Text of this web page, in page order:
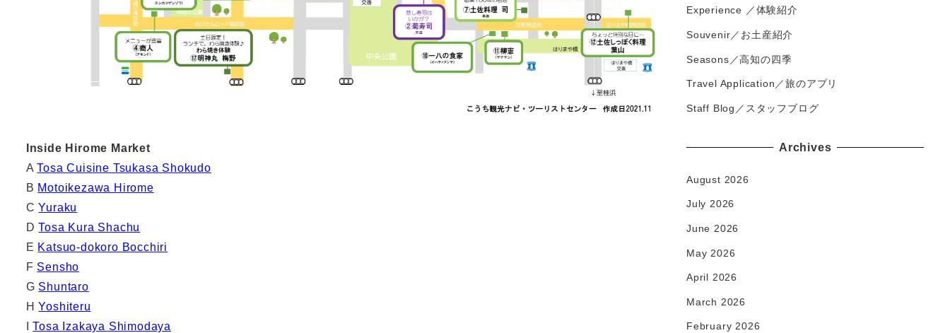
Inside Hirome Market
ATosa Cuisine Tsukasa Shokudo
B Motoikezawa Hirome
CYuraku
DTosa Kura Shachu
E Katsuo-dokoro Bocchiri
F Sensho
G Shuntaro
HYoshiteru
ITosa Izakaya Shimodaya
Experience ／体験紹介
Souvenir／お土産紹介
Seasons／高知の四季
Travel Application／旅のアプリ
Staff Blog／スタッフブログ
Archives
August 2026
July 2026
June 2026
May 2026
April 2026
March 2026
February 2026